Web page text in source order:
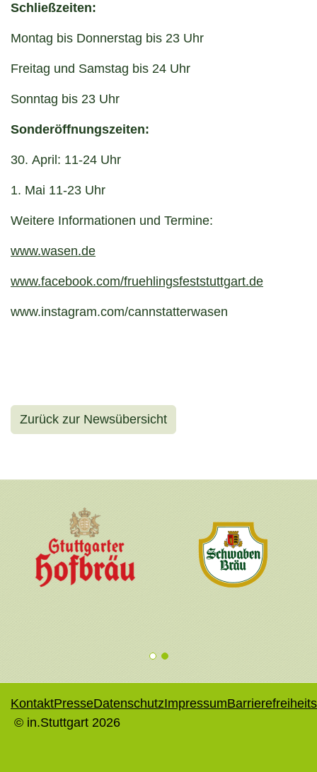
Schließzeiten:
Montag bis Donnerstag bis 23 Uhr
Freitag und Samstag bis 24 Uhr
Sonntag bis 23 Uhr
Sonderöffnungszeiten:
30. April: 11-24 Uhr
1. Mai 11-23 Uhr
Weitere Informationen und Termine:
www.wasen.de
www.facebook.com/fruehlingsfeststuttgart.de
www.instagram.com/cannstatterwasen
Zurück zur Newsübersicht
1 2
KontaktPresseDatenschutzImpressum
© in.Stuttgart 2026